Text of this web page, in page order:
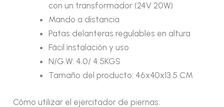
con un transformador (24V 20W)
Mando a distancia
Patas delanteras regulables en altura
Fácil instalación y uso
N/G.W: 4.0/ 4.5KGS
Tamaño del producto: 46x40x13.5 CM
Cómo utilizar el ejercitador de piernas: